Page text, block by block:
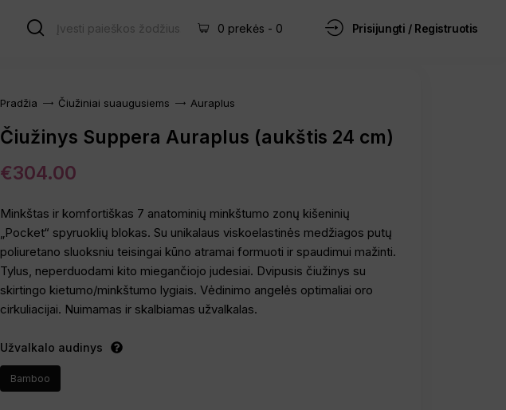
0 prekės - 0 Prisijungti / Registruotis
Pradžia Čiužiniai suaugusiems Auraplus
Čiužinys Suppera Auraplus (aukštis 24 cm)
€304.00
Minkštas ir komfortiškas 7 anatominių minkštumo zonų kišeninių
„Pocket“ spyruoklių blokas. Su unikalaus viskoelastinės medžiagos putų
poliuretano sluoksniu teisingai kūno atramai formuoti ir spaudimui mažinti.
Tylus, neperduodami kito miegančiojo judesiai. Dvipusis čiužinys su
skirtingo kietumo/minkštumo lygiais. Vėdinimo angelės optimaliai oro
cirkuliacijai. Nuimamas ir skalbiamas užvalkalas.
Užvalkalo audinys
Bamboo